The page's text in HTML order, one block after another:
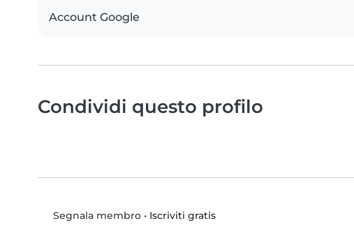
Account Google
Condividi questo profilo
Segnala membro• Iscriviti gratis